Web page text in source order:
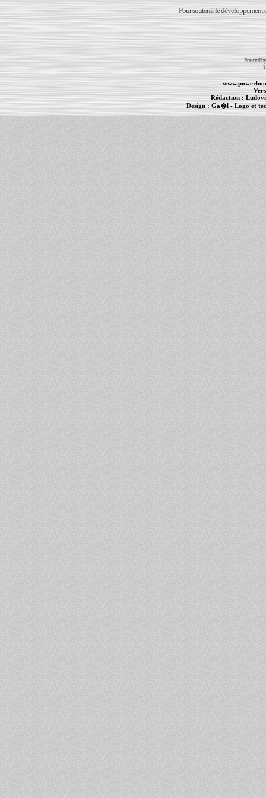
Pour soutenir le développement
Powered
Rédaction :
Design :Ga�l- Logo et
PowerBook